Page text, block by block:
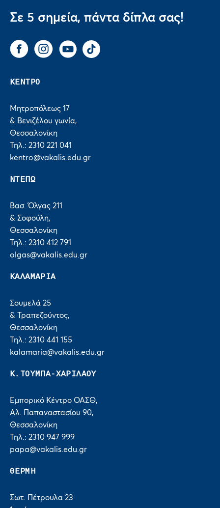
Σε 5 σημεία, πάντα δίπλα σας!
FacebookInstagram
You Tube Tik Tok
ΚΕΝΤΡΟ
Μητροπόλεως 17
& Βενιζέλου γωνία,
Θεσσαλονίκη
Τηλ.: 2310 221 041
kentro@vakalis.edu.gr
ΝΤΕΠΩ
Βασ. Όλγας 211
& Σοφούλη,
Θεσσαλονίκη
Τηλ.: 2310 412 791
olgas@vakalis.edu.gr
ΚΑΛΑΜΑΡΙΑ
Σουμελά 25
& Τραπεζούντος,
Θεσσαλονίκη
Τηλ.: 2310 441 155
kalamaria@vakalis.edu.gr
Κ.ΤΟΥΜΠΑ-ΧΑΡΙΛΑΟΥ
Εμπορικό Κέντρο ΟΑΣΘ,
Αλ. Παπαναστασίου 90,
Θεσσαλονίκη
Τηλ.: 2310 947 999
papa@vakalis.edu.gr
ΘΕΡΜΗ
Σωτ. Πέτρουλα 23